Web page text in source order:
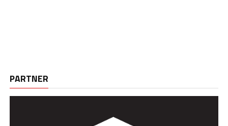
PARTNER